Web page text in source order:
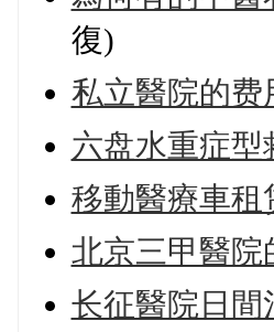
復)
私立醫院的费
六盘水重症型
移動醫療車租
北京三甲醫院
长征醫院日間